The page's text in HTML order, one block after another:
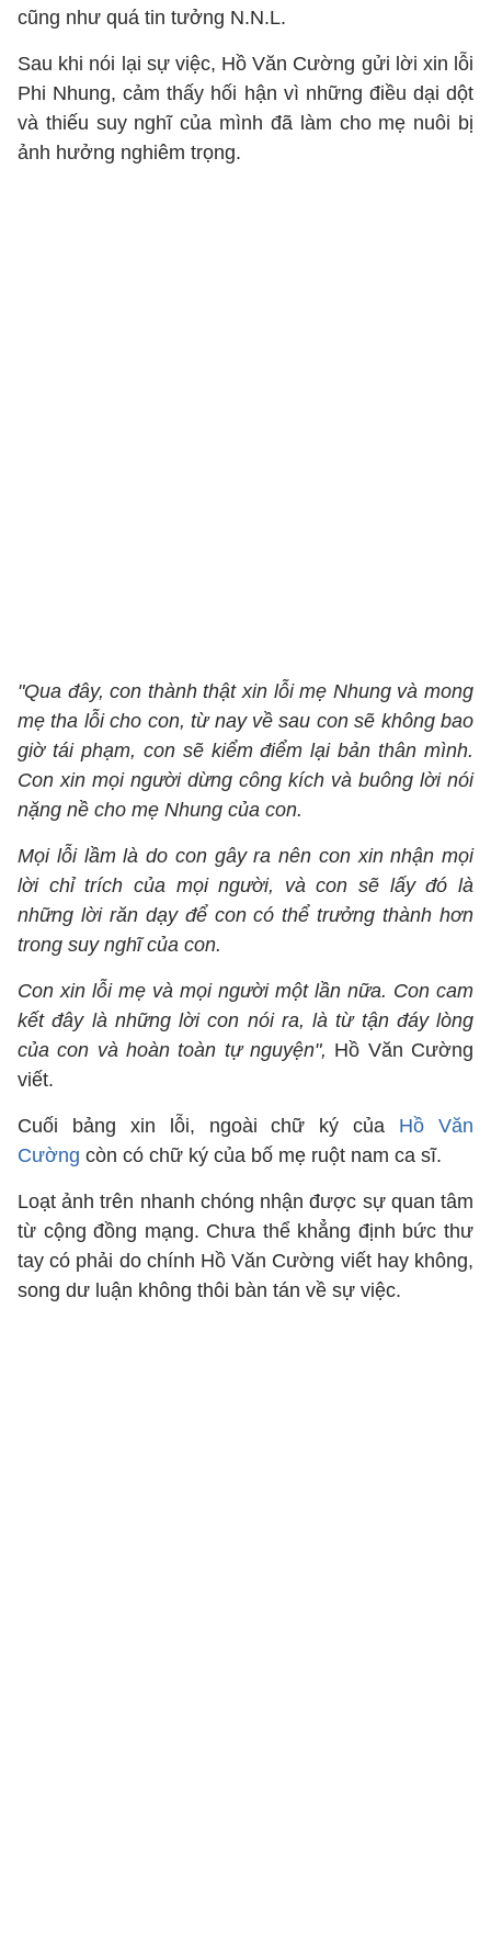
cũng như quá tin tưởng N.N.L.
Sau khi nói lại sự việc, Hồ Văn Cường gửi lời xin lỗi
Phi Nhung, cảm thấy hối hận vì những điều dại dột
và thiếu suy nghĩ của mình đã làm cho mẹ nuôi bị
ảnh hưởng nghiêm trọng.
"Qua đây, con thành thật xin lỗi mẹ Nhung và mong
mẹ tha lỗi cho con, từ nay về sau con sẽ không bao
giờ tái phạm, con sẽ kiểm điểm lại bản thân mình.
Con xin mọi người dừng công kích và buông lời nói
nặng nề cho mẹ Nhung của con.
Mọi lỗi lầm là do con gây ra nên con xin nhận mọi
lời chỉ trích của mọi người, và con sẽ lấy đó là
những lời răn dạy để con có thể trưởng thành hơn
trong suy nghĩ của con.
Con xin lỗi mẹ và mọi người một lần nữa. Con cam
kết đây là những lời con nói ra, là từ tận đáy lòng
của con và hoàn toàn tự nguyện", Hồ Văn Cường
viết.
Cuối bảng xin lỗi, ngoài chữ ký của Hồ Văn
Cường còn có chữ ký của bố mẹ ruột nam ca sĩ.
Loạt ảnh trên nhanh chóng nhận được sự quan tâm
từ cộng đồng mạng. Chưa thể khẳng định bức thư
tay có phải do chính Hồ Văn Cường viết hay không,
song dư luận không thôi bàn tán về sự việc.